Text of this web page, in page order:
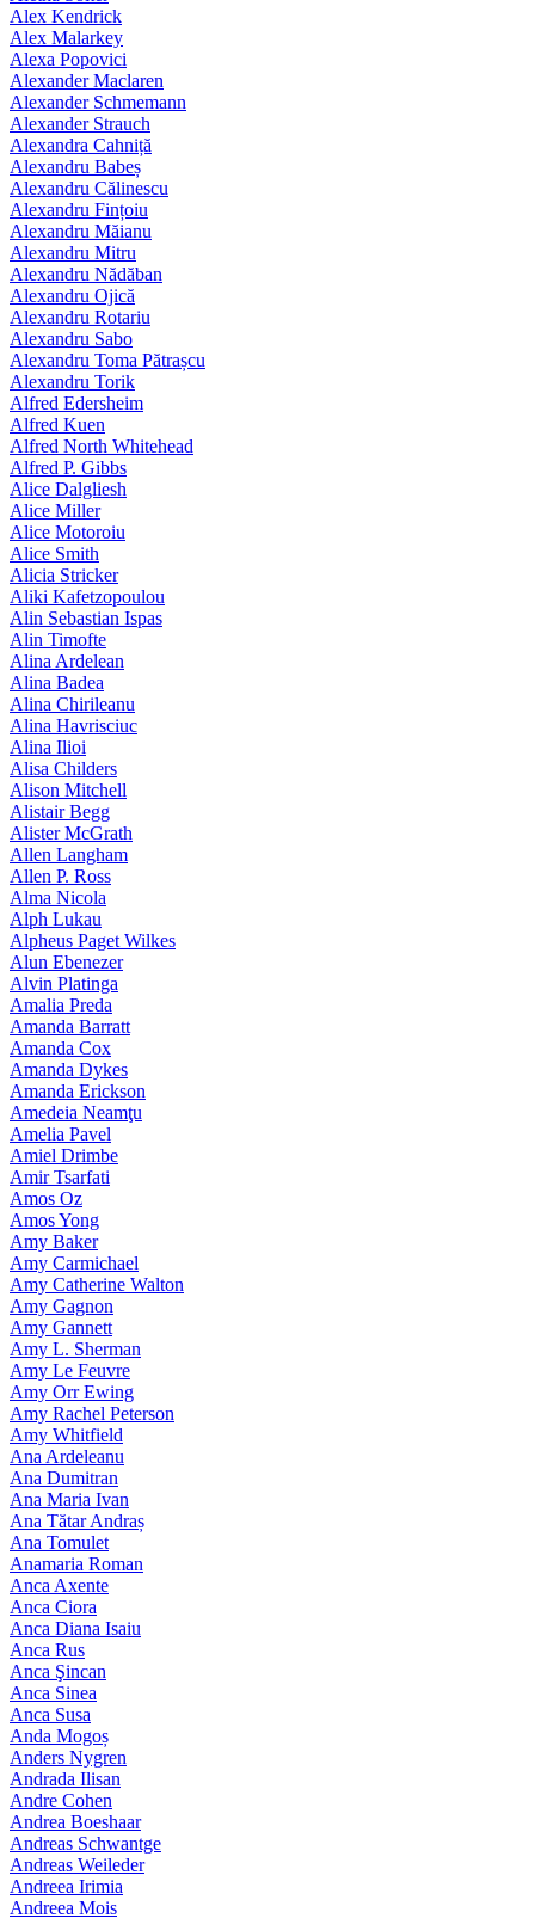
Alex Kendrick
Alex Malarkey
Alexa Popovici
Alexander Maclaren
Alexander Schmemann
Alexander Strauch
Alexandra Cahniță
Alexandru Babeș
Alexandru Călinescu
Alexandru Fințoiu
Alexandru Măianu
Alexandru Mitru
Alexandru Nădăban
Alexandru Ojică
Alexandru Rotariu
Alexandru Sabo
Alexandru Toma Pătrașcu
Alexandru Torik
Alfred Edersheim
Alfred Kuen
Alfred North Whitehead
Alfred P. Gibbs
Alice Dalgliesh
Alice Miller
Alice Motoroiu
Alice Smith
Alicia Stricker
Aliki Kafetzopoulou
Alin Sebastian Ispas
Alin Timofte
Alina Ardelean
Alina Badea
Alina Chirileanu
Alina Havrisciuc
Alina Ilioi
Alisa Childers
Alison Mitchell
Alistair Begg
Alister McGrath
Allen Langham
Allen P. Ross
Alma Nicola
Alph Lukau
Alpheus Paget Wilkes
Alun Ebenezer
Alvin Platinga
Amalia Preda
Amanda Barratt
Amanda Cox
Amanda Dykes
Amanda Erickson
Amedeia Neamţu
Amelia Pavel
Amiel Drimbe
Amir Tsarfati
Amos Oz
Amos Yong
Amy Baker
Amy Carmichael
Amy Catherine Walton
Amy Gagnon
Amy Gannett
Amy L. Sherman
Amy Le Feuvre
Amy Orr Ewing
Amy Rachel Peterson
Amy Whitfield
Ana Ardeleanu
Ana Dumitran
Ana Maria Ivan
Ana Tătar Andraș
Ana Tomulet
Anamaria Roman
Anca Axente
Anca Ciora
Anca Diana Isaiu
Anca Rus
Anca Şincan
Anca Sinea
Anca Susa
Anda Mogoș
Anders Nygren
Andrada Ilisan
Andre Cohen
Andrea Boeshaar
Andreas Schwantge
Andreas Weileder
Andreea Irimia
Andreea Mois